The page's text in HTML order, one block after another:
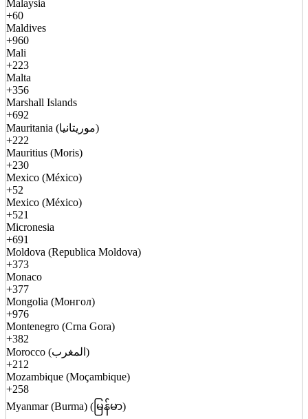
Malaysia
+60
Maldives
+960
Mali
+223
Malta
+356
Marshall Islands
+692
Mauritania (موريتانيا)
+222
Mauritius (Moris)
+230
Mexico (México)
+52
Mexico (México)
+521
Micronesia
+691
Moldova (Republica Moldova)
+373
Monaco
+377
Mongolia (Монгол)
+976
Montenegro (Crna Gora)
+382
Morocco (المغرب)
+212
Mozambique (Moçambique)
+258
Myanmar (Burma) (မြန်မာ)